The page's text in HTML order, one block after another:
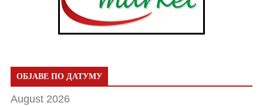
ОБЈАВЕ ПО ДАТУМУ
August 2026